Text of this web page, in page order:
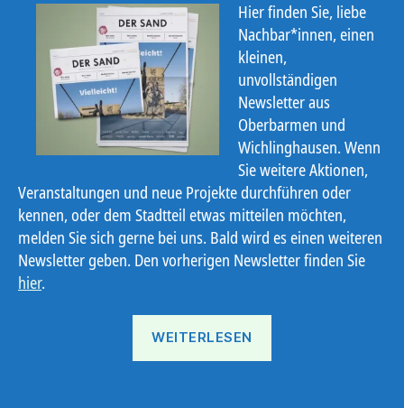
Hier finden Sie, liebe
Nachbar*innen, einen
kleinen,
unvollständigen
Newsletter aus
Oberbarmen und
Wichlinghausen. Wenn
Sie weitere Aktionen,
Veranstaltungen und neue Projekte durchführen oder
kennen, oder dem Stadtteil etwas mitteilen möchten,
melden Sie sich gerne bei uns. Bald wird es einen weiteren
Newsletter geben. Den vorherigen Newsletter finden Sie
hier.
WEITERLESEN